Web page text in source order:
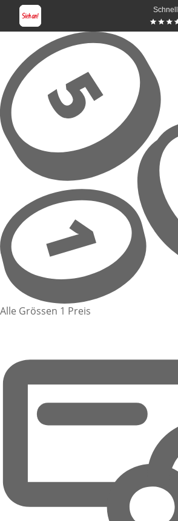
Zum Hauptinhalt springen
Alle Grössen 1 Preis